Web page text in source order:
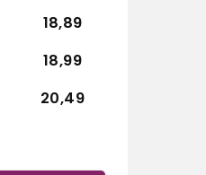
18,89
18,99
20,49